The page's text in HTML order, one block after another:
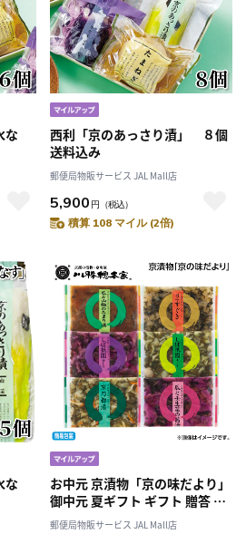
な
西利「京のあっさり漬」 ８個
送料込み
郵便局物販サービス JAL Mall店
5,900 円 （税込）
積算 108 マイル (2倍)
な
お中元 京漬物「京の味だより」
御中元 夏ギフト ギフト 贈答 送
料込み
郵便局物販サービス JAL Mall店